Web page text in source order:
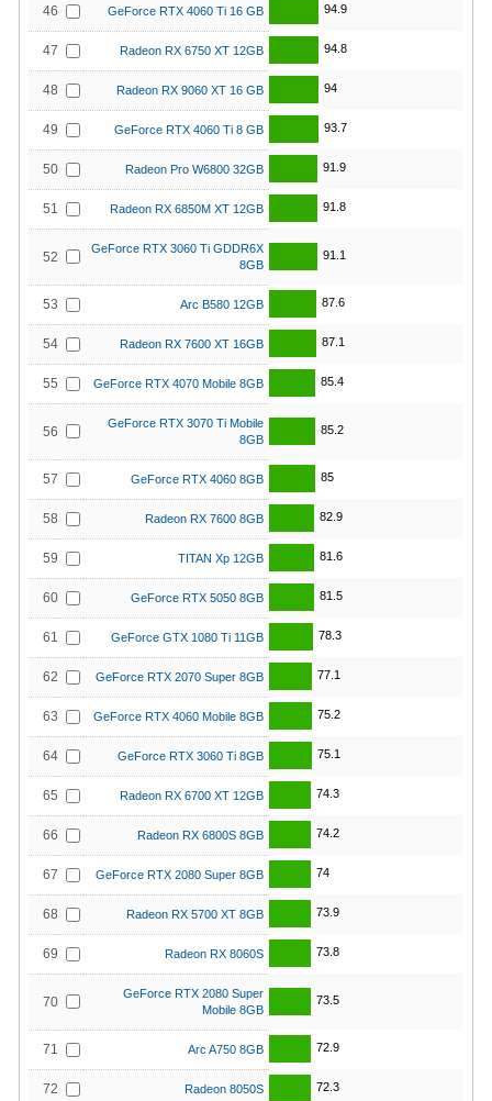
46 GeForce RTX 4060 Ti 16 GB 94.9
47 Radeon RX 6750 XT 12GB 94.8
48 Radeon RX 9060 XT 16 GB 94
49 GeForce RTX 4060 Ti 8 GB 93.7
50 Radeon Pro W6800 32GB 91.9
51 Radeon RX 6850M XT 12GB 91.8
52
GeForce RTX 3060 Ti GDDR6X
8GB
91.1
53 Arc B580 12GB 87.6
54 Radeon RX 7600 XT 16GB 87.1
55 GeForce RTX 4070 Mobile 8GB 85.4
56
GeForce RTX 3070 Ti Mobile
8GB
85.2
57 GeForce RTX 4060 8GB 85
58 Radeon RX 7600 8GB 82.9
59 TITAN Xp 12GB 81.6
60 GeForce RTX 5050 8GB 81.5
61 GeForce GTX 1080 Ti 11GB 78.3
62 GeForce RTX 2070 Super 8GB 77.1
63 GeForce RTX 4060 Mobile 8GB 75.2
64 GeForce RTX 3060 Ti 8GB 75.1
65 Radeon RX 6700 XT 12GB 74.3
66 Radeon RX 6800S 8GB 74.2
67 GeForce RTX 2080 Super 8GB 74
68 Radeon RX 5700 XT 8GB 73.9
69 Radeon RX 8060S 73.8
70
GeForce RTX 2080 Super
Mobile 8GB
73.5
71 Arc A750 8GB 72.9
72 Radeon 8050S 72.3